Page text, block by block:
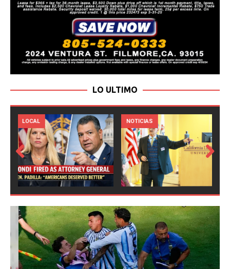
LO ULTIMO
LOCAL NOTICIAS
Prev
ious